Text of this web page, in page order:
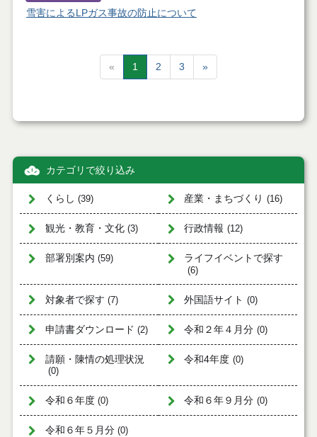
雪害によるLPガス事故の防止について
« 1 2 3 »
カテゴリで絞り込み
くらし (39) 産業・まちづくり (16)
観光・教育・文化 (3) 行政情報 (12)
部署別案内 (59) ライフイベントで探す
(6)
対象者で探す (7) 外国語サイト (0)
申請書ダウンロード (2) 令和２年４月分 (0)
請願・陳情の処理状況
(0)
令和4年度 (0)
令和６年度 (0) 令和６年９月分 (0)
令和６年５月分 (0)